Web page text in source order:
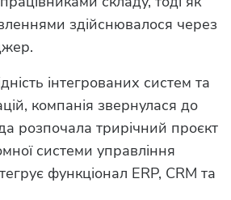
здійснювалося через
інтегрованих систем та
компанія звернулася до
розпочала трирічний проєкт
системи управління
функціонал ERP, CRM та